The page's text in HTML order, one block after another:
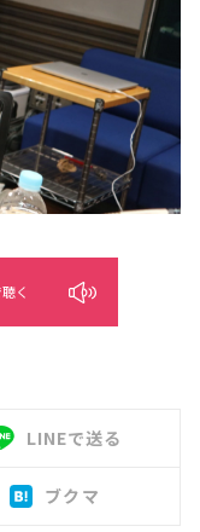
く
LINEで送る
ブクマ